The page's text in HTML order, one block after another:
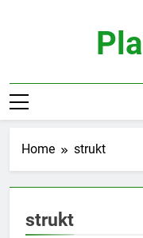
Home strukt
strukt